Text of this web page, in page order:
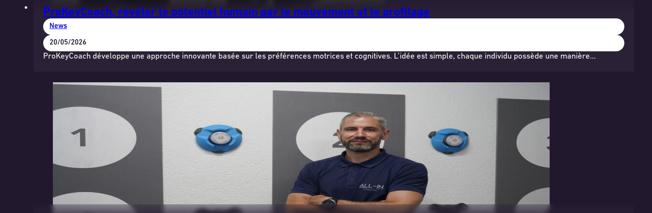
ProKeyCoach, révéler le potentiel humain par le mouvement et le profilage
News
20/05/2026
ProKeyCoach développe une approche innovante basée sur les préférences motrices et cognitives. L’idée est simple, chaque individu possède une manière…